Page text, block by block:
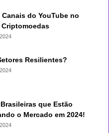
Canais do YouTube no
Resilientes?
que Estão
o Mercado em 2024!